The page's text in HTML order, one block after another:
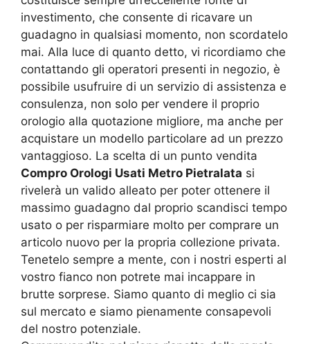
investimento, che consente di ricavare un
guadagno in qualsiasi momento, non scordatelo
mai. Alla luce di quanto detto, vi ricordiamo che
contattando gli operatori presenti in negozio, è
possibile usufruire di un servizio di assistenza e
consulenza, non solo per vendere il proprio
orologio alla quotazione migliore, ma anche per
acquistare un modello particolare ad un prezzo
vantaggioso. La scelta di un punto vendita
Compro Orologi Usati Metro Pietralata si
rivelerà un valido alleato per poter ottenere il
massimo guadagno dal proprio scandisci tempo
usato o per risparmiare molto per comprare un
articolo nuovo per la propria collezione privata.
Tenetelo sempre a mente, con i nostri esperti al
vostro fianco non potrete mai incappare in
brutte sorprese. Siamo quanto di meglio ci sia
sul mercato e siamo pienamente consapevoli
del nostro potenziale.